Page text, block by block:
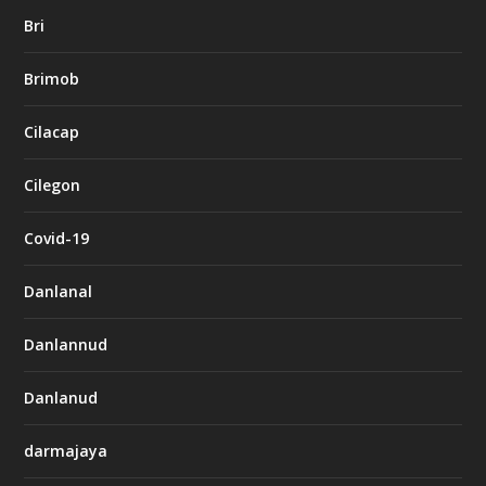
Bri
Brimob
Cilacap
Cilegon
Covid-19
Danlanal
Danlannud
Danlanud
darmajaya